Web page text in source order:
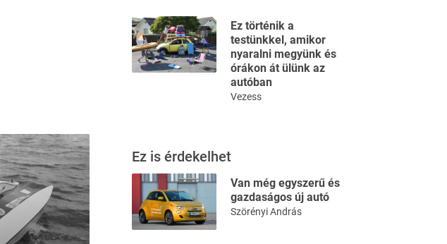
Ez történik a
testünkkel, amikor
nyaralni megyünk és
órákon át ülünk az
autóban
Vezess
Ez is érdekelhet
Van még egyszerű és
gazdaságos új autó
Szörényi András